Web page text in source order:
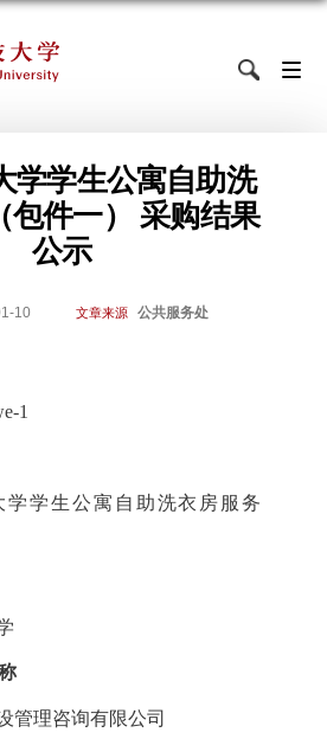
学学生公寓自助洗
包件一） 采购结果
公示
10 文章来源 公共服务处
1
学学生公寓自助洗衣房服务
管理咨询有限公司